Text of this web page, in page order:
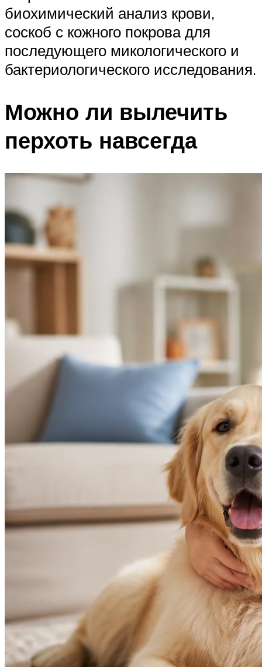
биохимический анализ крови,
соскоб с кожного покрова для
последующего микологического и
бактериологического исследования.
Можно ли вылечить
перхоть навсегда